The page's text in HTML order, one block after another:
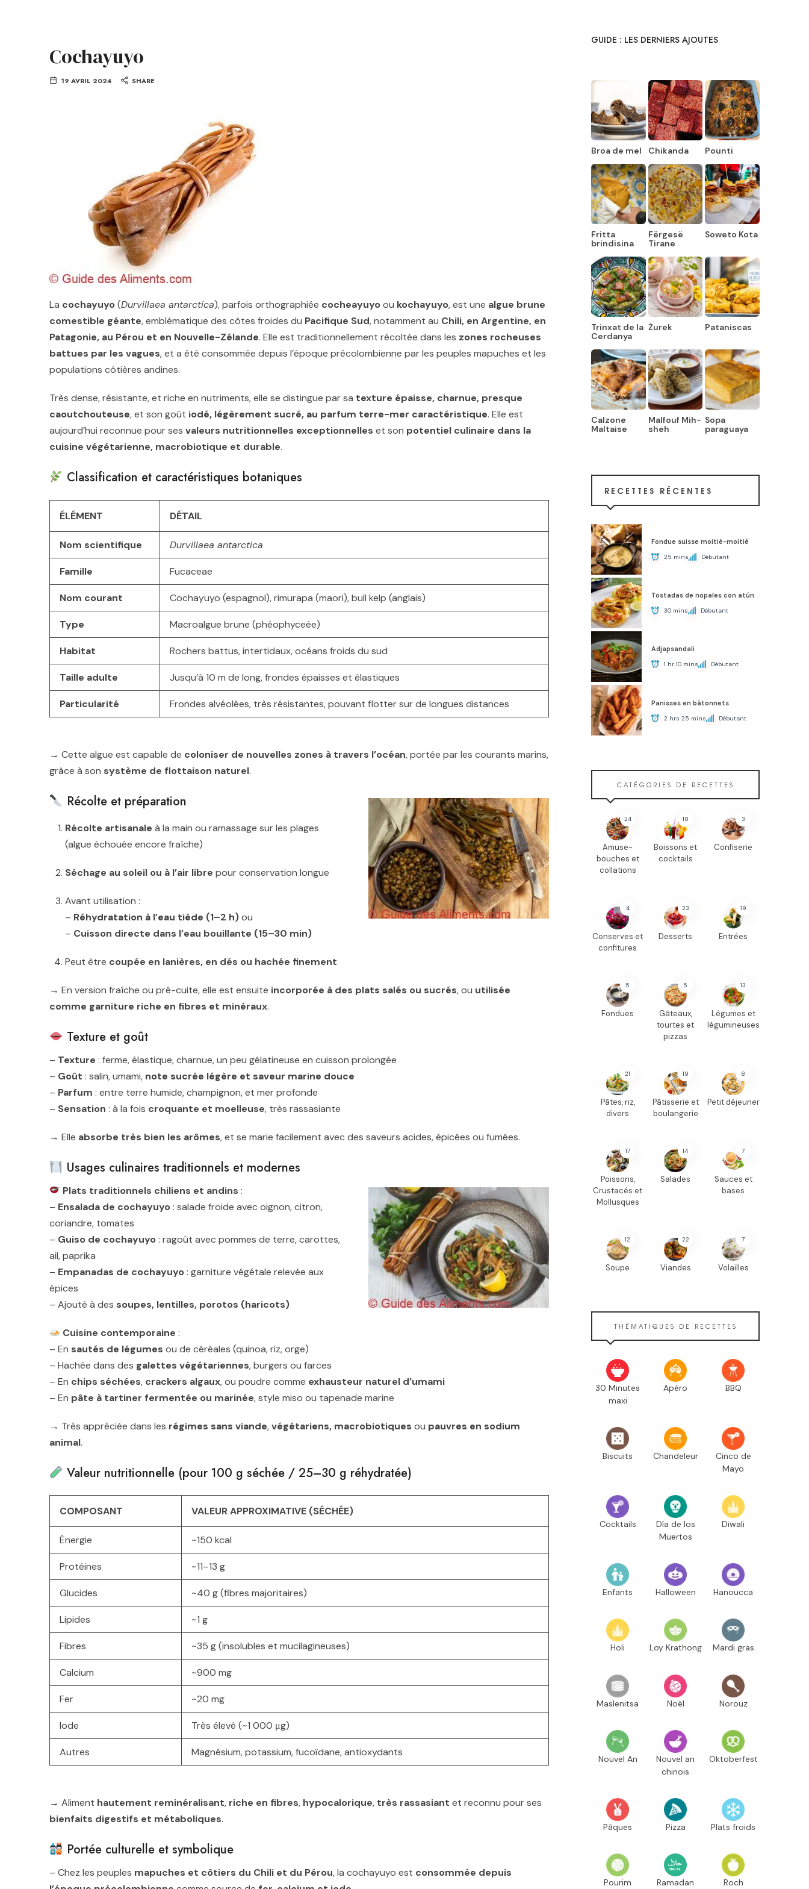
Cochayuyo
19 AVRIL 2024 SHARE
La cochayuyo(Durvillaea antarctica), parfois orthographiée cocheayuyoou kochayuyo, est une algue brune
comestible géante, emblématique des côtes froides du Pacifique Sud, notamment au Chili, en Argentine, en
Patagonie, au Pérou et en Nouvelle-Zélande. Elle est traditionnellement récoltée dans les zones rocheuses
battues par les vagues, et a été consommée depuis l’époque précolombienne par les peuples mapuches et les
populations côtières andines.
Très dense, résistante, et riche en nutriments, elle se distingue par sa texture épaisse, charnue, presque
caoutchouteuse, et son goût iodé, légèrement sucré, au parfum terre-mer caractéristique. Elle est
aujourd’hui reconnue pour ses valeurs nutritionnelles exceptionnelles et son potentiel culinaire dans la
cuisine végétarienne, macrobiotique et durable.
Classification et caractéristiques botaniques
ÉLÉMENT DÉTAIL
Nom scientifique Durvillaea antarctica
Famille Fucaceae
Nom courant Cochayuyo (espagnol), rimurapa (maori), bull kelp (anglais)
Type Macroalgue brune (phéophyceée)
Habitat Rochers battus, intertidaux, océans froids du sud
Taille adulte Jusqu’à 10 m de long, frondes épaisses et élastiques
Particularité Frondes alvéolées, très résistantes, pouvant flotter sur de longues distances
→ Cette algue est capable de coloniser de nouvelles zones à travers l’océan, portée par les courants marins,
grâce à son système de flottaison naturel.
Récolte et préparation
Récolte artisanale à la main ou ramassage sur les plages
(algue échouée encore fraîche)
Séchage au soleil ou à l’air libre pour conservation longue
Avant utilisation :
– Réhydratation à l’eau tiède (1–2 h)ou
– Cuisson directe dans l’eau bouillante (15–30 min)
Peut être coupée en lanières, en dés ou hachée finement
→ En version fraîche ou pré-cuite, elle est ensuite incorporée à des plats salés ou sucrés, ou utilisée
comme garniture riche en fibres et minéraux.
Texture et goût
– Texture : ferme, élastique, charnue, un peu gélatineuse en cuisson prolongée
– Goût : salin, umami, note sucrée légère et saveur marine douce
– Parfum : entre terre humide, champignon, et mer profonde
– Sensation : à la fois croquante et moelleuse, très rassasiante
→ Elle absorbe très bien les arômes, et se marie facilement avec des saveurs acides, épicées ou fumées.
Usages culinaires traditionnels et modernes
Plats traditionnels chiliens et andins :
– Ensalada de cochayuyo: salade froide avec oignon, citron,
coriandre, tomates
– Guiso de cochayuyo: ragoût avec pommes de terre, carottes,
ail, paprika
– Empanadas de cochayuyo: garniture végétale relevée aux
épices
– Ajouté à des soupes, lentilles, porotos (haricots)
Cuisine contemporaine :
– En sautés de légumes ou de céréales (quinoa, riz, orge)
– Hachée dans des galettes végétariennes, burgers ou farces
– En chips séchées, crackers algaux, ou poudre comme exhausteur naturel d’umami
– En pâte à tartiner fermentée ou marinée, style miso ou tapenade marine
→ Très appréciée dans les régimes sans viande,végétariens, macrobiotiques ou pauvres en sodium
animal.
Valeur nutritionnelle (pour 100 g séchée / 25–30 g réhydratée)
COMPOSANT VALEUR APPROXIMATIVE (SÉCHÉE)
Énergie ~150 kcal
Protéines ~11–13 g
Glucides ~40 g (fibres majoritaires)
Lipides ~1 g
Fibres ~35 g (insolubles et mucilagineuses)
Calcium ~900 mg
Fer ~20 mg
Iode Très élevé (~1 000 μg)
Autres Magnésium, potassium, fucoïdane, antioxydants
→ Aliment hautement reminéralisant, riche en fibres, hypocalorique, très rassasiant et reconnu pour ses
bienfaits digestifs et métaboliques.
Portée culturelle et symbolique
– Chez les peuples mapuches et côtiers du Chili et du Pérou, la cochayuyo est consommée depuis
GUIDE : LES DERNIERS AJOUTES
Broa de mel Chikanda Pounti
Fritta
brindisina
Fërgesë
Tirane
Soweto Kota
Trinxat de la
Cerdanya
Żurek Pataniscas
Calzone
Maltaise
Malfouf Mih-
sheh
Sopa
paraguaya
RECETTES RÉCENTES
Fondue suisse moitié-moitié
25 mins Débutant
Tostadas de nopales con atún
30 mins Débutant
Adjapsandali
1 hr 10 mins Débutant
Panisses en bâtonnets
2 hrs 25 mins Débutant
CATÉGORIES DE RECETTES
24
Amuse-
bouches et
collations
18
Boissons et
cocktails
3
Confiserie
4
Conserves et
confitures
23
Desserts
19
Entrées
5
Fondues
5
Gâteaux,
tourtes et
pizzas
13
Légumes et
légumineuses
21
Pâtes, riz,
divers
19
Pâtisserie et
boulangerie
8
Petit déjeuner
17
Poissons,
Crustacés et
Mollusques
14
Salades
7
Sauces et
bases
12
Soupe
22
Viandes
7
Volailles
THÉMATIQUES DE RECETTES
30 Minutes
maxi
Apéro BBQ
Biscuits Chandeleur
Cinco de
Mayo
Cocktails
Día de los
Muertos
Diwali
Enfants Halloween Hanoucca
Holi Loy Krathong Mardi gras
Maslenitsa Noël Norouz
Nouvel An
Nouvel an
chinois
Oktoberfest
Pâques Pizza Plats froids
Pourim Ramadan Roch